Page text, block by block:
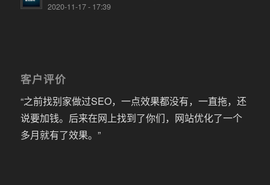
2020-11-17 - 17:39
客户评价
“之前找别家做过SEO，一点效果都没有，一直拖，还
说要加钱。后来在网上找到了你们，网站优化了一个
多月就有了效果。”